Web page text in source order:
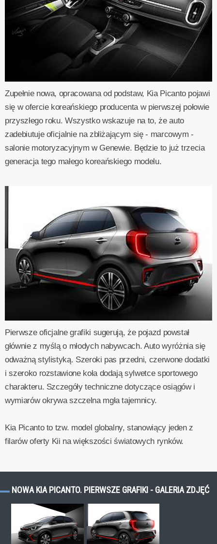
Zupełnie nowa, opracowana od podstaw, Kia Picanto pojawi
się w ofercie koreańskiego producenta w pierwszej połowie
przyszłego roku. Wszystko wskazuje na to, że auto
zadebiutuje oficjalnie na zbliżającym się - marcowym -
salonie motoryzacyjnym w Genewie. Będzie to już trzecia
generacja tego małego koreańskiego modelu.
Pierwsze oficjalne grafiki sugerują, że pojazd powstał
głównie z myślą o młodych nabywcach. Auto wyróżnia się
odważną stylistyką. Szeroki pas przedni, czerwone dodatki
i szeroko rozstawione koła dodają sylwetce sportowego
charakteru. Szczegóły techniczne dotyczące osiągów i
wymiarów okrywa szczelna mgła tajemnicy.
Kia Picanto to tzw. model globalny, stanowiący jeden z
filarów oferty Kii na większości światowych rynków.
NOWA KIA PICANTO. PIERWSZE GRAFIKI - GALERIA ZDJĘĆ